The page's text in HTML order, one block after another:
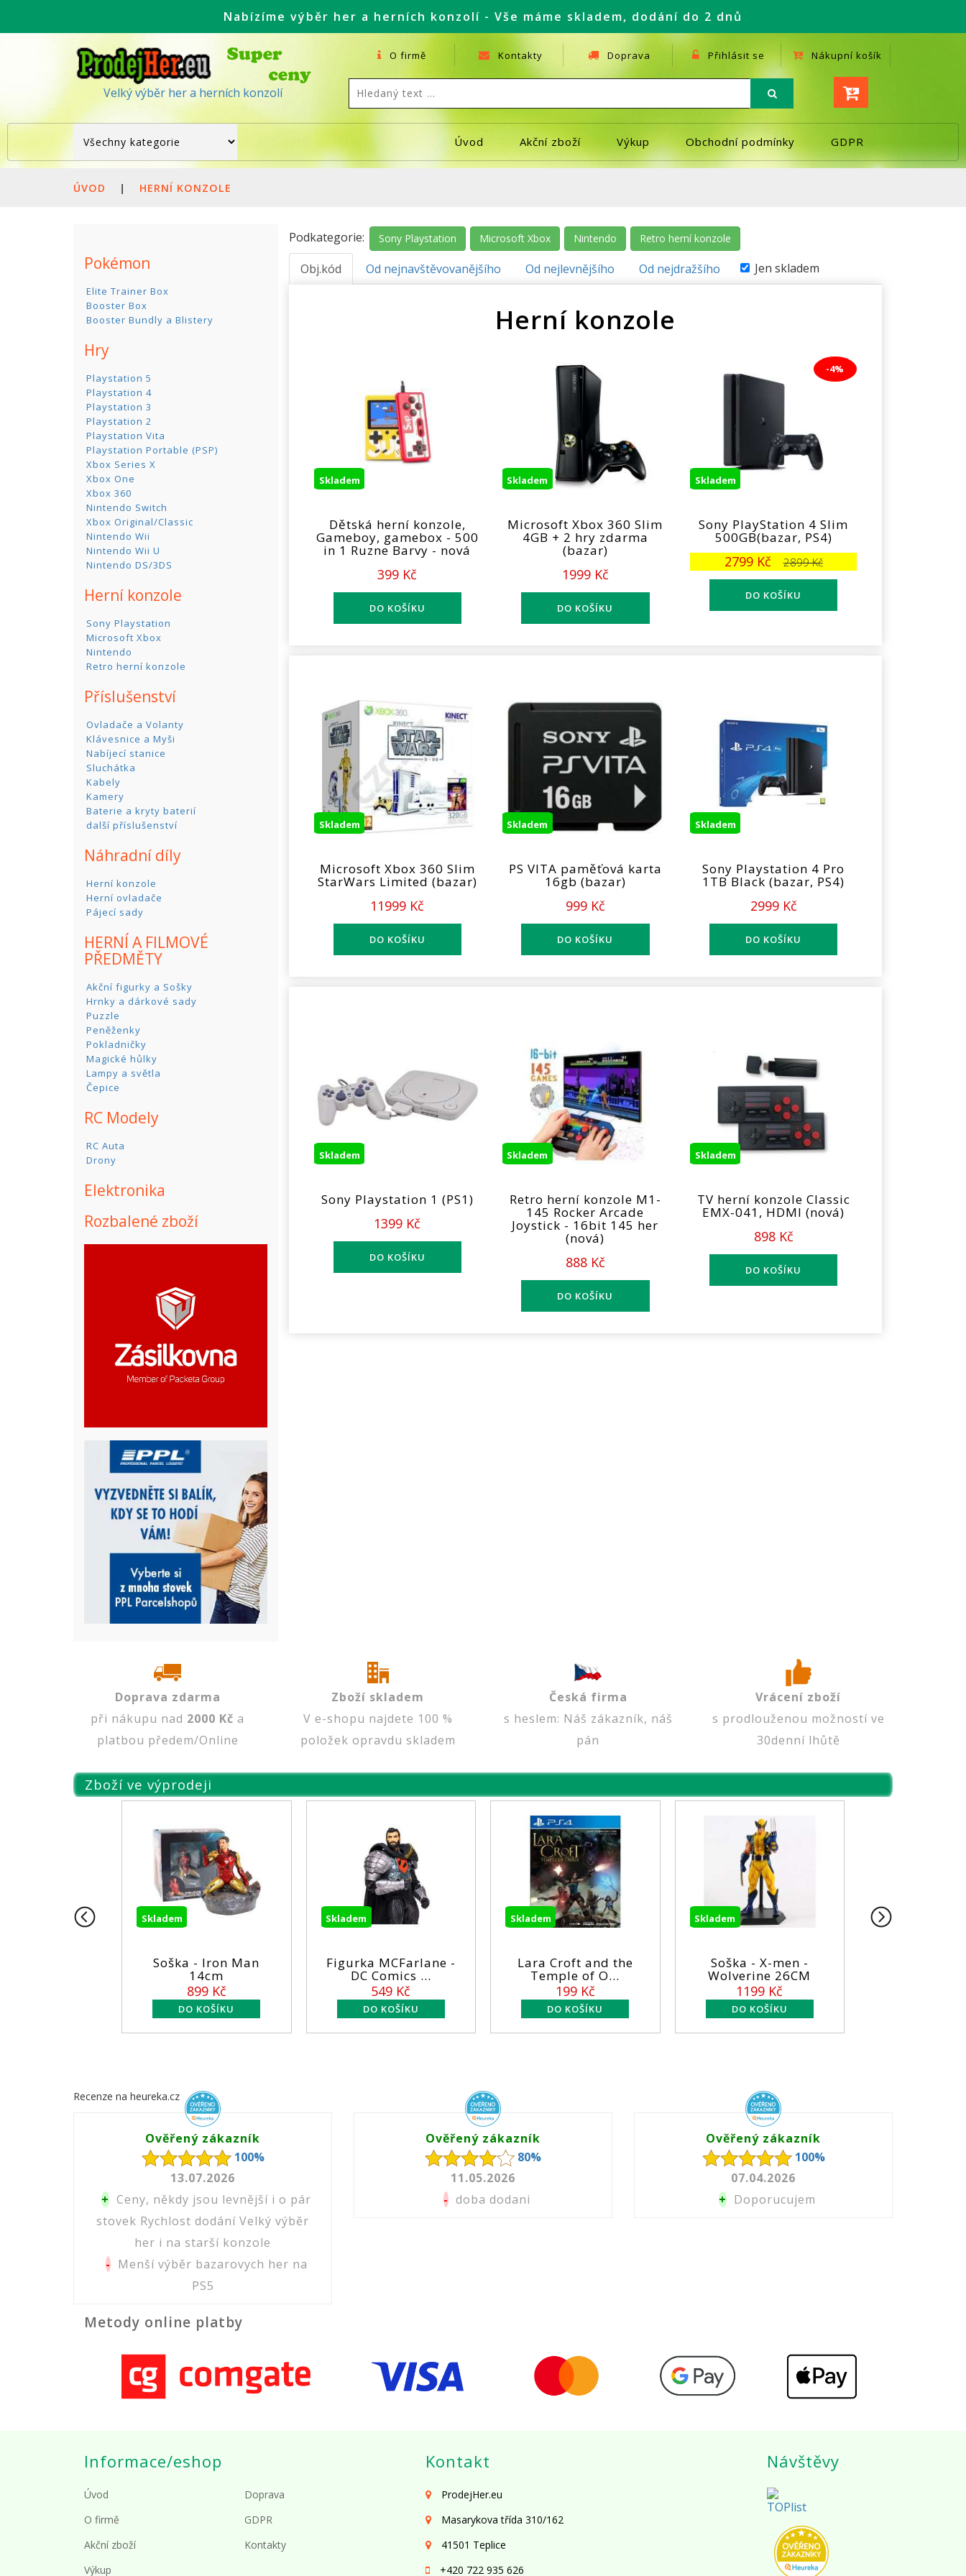
Nabízíme výběr her a herních konzolí - Vše máme skladem, dodání do 2 dnů
Velký výběr her a herních konzolí
O firmě Kontakty Doprava Přihlásit se Nákupní košík
Úvod Akční zboží Výkup Obchodní podmínky GDPR
ÚVOD | HERNÍ KONZOLE
Pokémon
Elite Trainer Box
Booster Box
Booster Bundly a Blistery
Hry
Playstation 5
Playstation 4
Playstation 3
Playstation 2
Playstation Vita
Playstation Portable (PSP)
Xbox Series X
Xbox One
Xbox 360
Nintendo Switch
Xbox Original/Classic
Nintendo Wii
Nintendo Wii U
Nintendo DS/3DS
Herní konzole
Sony Playstation
Microsoft Xbox
Nintendo
Retro herní konzole
Příslušenství
Ovladače a Volanty
Klávesnice a Myši
Nabíjecí stanice
Sluchátka
Kabely
Kamery
Baterie a kryty baterií
další příslušenství
Náhradní díly
Herní konzole
Herní ovladače
Pájecí sady
HERNÍ A FILMOVÉ
PŘEDMĚTY
Akční figurky a Sošky
Hrnky a dárkové sady
Puzzle
Peněženky
Pokladničky
Magické hůlky
Lampy a světla
Čepice
RC Modely
RC Auta
Drony
Elektronika
Rozbalené zboží
Podkategorie: Sony Playstation Microsoft Xbox Nintendo Retro herní konzole
Obj.kód Od nejnavštěvovanějšího Od nejlevnějšího Od nejdražšího Jen skladem
Herní konzole
Skladem
Dětská herní konzole,
Gameboy, gamebox - 500
in 1 Ruzne Barvy - nová
399 Kč
Skladem
Microsoft Xbox 360 Slim
4GB + 2 hry zdarma
(bazar)
1999 Kč
-4%
Skladem
Sony PlayStation 4 Slim
500GB(bazar, PS4)
2799 Kč 2899 Kč
Skladem
Microsoft Xbox 360 Slim
StarWars Limited (bazar)
11999 Kč
Skladem
PS VITA paměťová karta
16gb (bazar)
999 Kč
Skladem
Sony Playstation 4 Pro
1TB Black (bazar, PS4)
2999 Kč
Skladem
Sony Playstation 1 (PS1)
1399 Kč
Skladem
Retro herní konzole M1-
145 Rocker Arcade
Joystick - 16bit 145 her
(nová)
888 Kč
Skladem
TV herní konzole Classic
EMX-041, HDMI (nová)
898 Kč
Doprava zdarma
při nákupu nad 2000 Kč a
platbou předem/Online
Zboží skladem
V e-shopu najdete 100 %
položek opravdu skladem
Česká firma
s heslem: Náš zákazník, náš
pán
Vrácení zboží
s prodlouženou možností ve
30denní lhůtě
Zboží ve výprodeji
Skladem
Soška - Iron Man Figurka MCFarlane -
DC Comics ...
Lara Croft and the
Temple of O...
Skladem
Soška - X-men -
Wolverine 26CM
Recenze na heureka.cz
Ověřený zákazník
100%
13.07.2026
+ Ceny, někdy jsou levnější i o pár
stovek Rychlost dodání Velký výběr
her i na starší konzole
-Menší výběr bazarovych her na
PS5
Ověřený zákazník
80%
11.05.2026
-doba dodani
Ověřený zákazník
100%
07.04.2026
+Doporucujem
Metody online platby
Informace/eshop
Úvod
O firmě
Akční zboží
Výkup
Doprava
GDPR
Kontakty
Kontakt
ProdejHer.eu
Masarykova třída 310/162
41501 Teplice
+420 722 935 626
Návštěvy